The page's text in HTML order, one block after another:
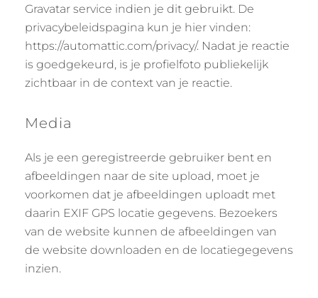
Gravatar service indien je dit gebruikt. De
privacybeleidspagina kun je hier vinden:
https://automattic.com/privacy/. Nadat je reactie
is goedgekeurd, is je profielfoto publiekelijk
zichtbaar in de context van je reactie.
Media
Als je een geregistreerde gebruiker bent en
afbeeldingen naar de site upload, moet je
voorkomen dat je afbeeldingen uploadt met
daarin EXIF GPS locatie gegevens. Bezoekers
van de website kunnen de afbeeldingen van
de website downloaden en de locatiegegevens
inzien.